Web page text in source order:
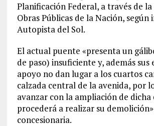
Planificación Federal, a través de
Obras Públicas de la Nación, según
Autopista del Sol.
El actual puente «presenta un
de paso) insuficiente y, además
apoyo no dan lugar a los cuartos
calzada central de la avenida, por
avanzar con la ampliación de dicha
procederá a realizar su
concesionaria.